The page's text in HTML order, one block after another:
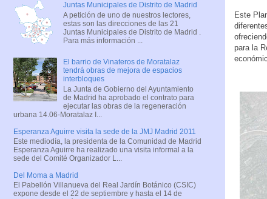
Este
para la
Juntas Municipales de Distrito de Madrid
A petición de uno de nuestros lectores,
estas son las direcciones de las 21
Juntas Municipales de Distrito de Madrid .
Para más información ...
El barrio de Vinateros de Moratalaz
tendrá obras de mejora de espacios
interbloques
La Junta de Gobierno del Ayuntamiento
de Madrid ha aprobado el contrato para
ejecutar las obras de la regeneración
urbana 14.06-Moratalaz I...
Esperanza Aguirre visita la sede de la JMJ Madrid 2011
Este mediodía, la presidenta de la Comunidad de Madrid
Esperanza Aguirre ha realizado una visita informal a la
sede del Comité Organizador L...
Del Moma a Madrid
El Pabellón Villanueva del Real Jardín Botánico (CSIC)
expone desde el 22 de septiembre y hasta el 14 de